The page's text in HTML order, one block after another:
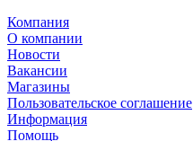
Компания
О компании
Новости
Вакансии
Магазины
Пользовательское соглашение
Информация
Помощь